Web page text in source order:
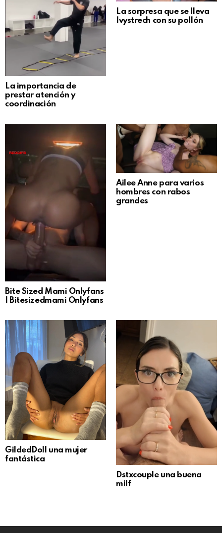
La importancia de
prestar atención y
coordinación
La sorpresa que se lleva
Ivystrech con su pollón
Bite Sized Mami Onlyfans
| Bitesizedmami Onlyfans
Ailee Anne para varios
hombres con rabos
grandes
GildedDoll una mujer
fantástica
Dstxcouple una buena
milf